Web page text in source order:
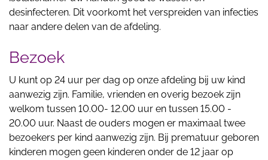
desinfecteren. Dit voorkomt het verspreiden van infecties
naar andere delen van de afdeling.
Bezoek
U kunt op 24 uur per dag op onze afdeling bij uw kind
aanwezig zijn. Familie, vrienden en overig bezoek zijn
welkom tussen 10.00- 12.00 uur en tussen 15.00 -
20.00 uur. Naast de ouders mogen er maximaal twee
bezoekers per kind aanwezig zijn. Bij prematuur geboren
kinderen mogen geen kinderen onder de 12 jaar op